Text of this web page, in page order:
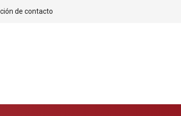
de contacto